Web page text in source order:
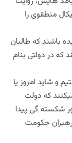
منطقوی را
باشند که طالبان
در دولتی بنام
و شاید امروز یا
که دولت
شکسته گی پیدا
حکومت